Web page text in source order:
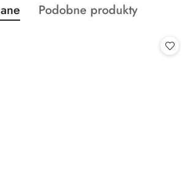
produktów
Produkty
Podobne produkty